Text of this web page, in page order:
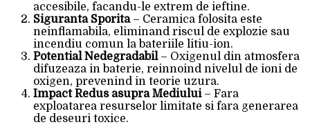
accesibile, facandu-le extrem de ieftine.
Siguranta Sporita– Ceramica folosita este
neinflamabila, eliminand riscul de explozie sau
incendiu comun la bateriile litiu-ion.
Potential Nedegradabil– Oxigenul din atmosfera
difuzeaza in baterie, reinnoind nivelul de ioni de
oxigen, prevenind in teorie uzura.
Impact Redus asupra Mediului– Fara
exploatarea resurselor limitate si fara generarea
de deseuri toxice.